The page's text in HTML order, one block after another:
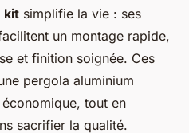
kit simplifie la vie : ses
un montage rapide,
et finition soignée. Ces
pergola aluminium
tout en
sacrifier la qualité.